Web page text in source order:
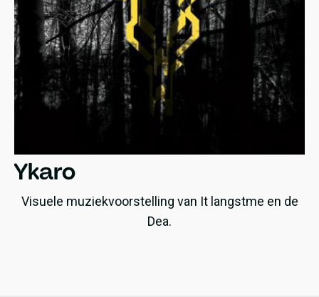
Ykaro
Visuele muziekvoorstelling van It langstme en de
Dea.